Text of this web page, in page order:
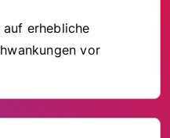
auf erhebliche
vor